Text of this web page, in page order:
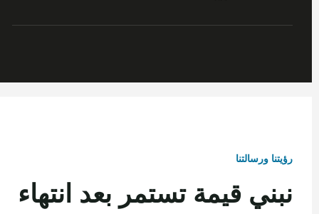
رؤيتنا ورسالتنا
نبني قيمة تستمر بعد انتهاء